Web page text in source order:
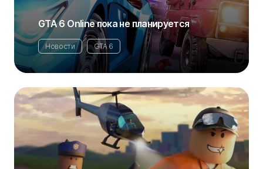
GTA 6 Online пока не планируется
Новости GTA 6